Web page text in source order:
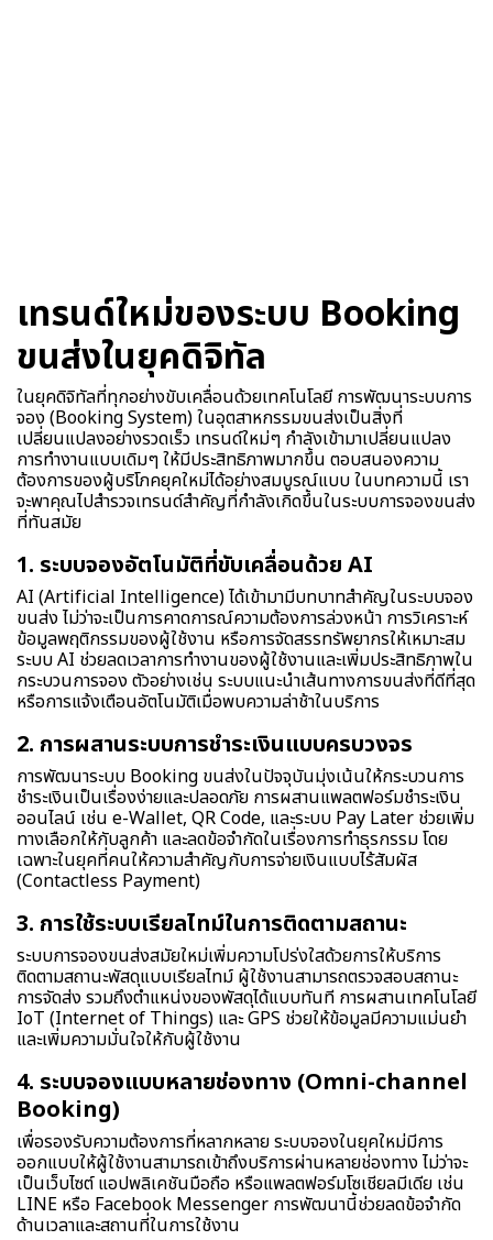
เทรนด์ใหม่ของระบบ Booking
ขนส่งในยุคดิจิทัล
ในยุคดิจิทัลที่ทุกอย่างขับเคลื่อนด้วยเทคโนโลยี การพัฒนาระบบการ
จอง (Booking System) ในอุตสาหกรรมขนส่งเป็นสิ่งที่
เปลี่ยนแปลงอย่างรวดเร็ว เทรนด์ใหม่ๆ กำลังเข้ามาเปลี่ยนแปลง
การทำงานแบบเดิมๆ ให้มีประสิทธิภาพมากขึ้น ตอบสนองความ
ต้องการของผู้บริโภคยุคใหม่ได้อย่างสมบูรณ์แบบ ในบทความนี้ เรา
จะพาคุณไปสำรวจเทรนด์สำคัญที่กำลังเกิดขึ้นในระบบการจองขนส่ง
ที่ทันสมัย
1. ระบบจองอัตโนมัติที่ขับเคลื่อนด้วย AI
AI (Artificial Intelligence) ได้เข้ามามีบทบาทสำคัญในระบบจอง
ขนส่ง ไม่ว่าจะเป็นการคาดการณ์ความต้องการล่วงหน้า การวิเคราะห์
ข้อมูลพฤติกรรมของผู้ใช้งาน หรือการจัดสรรทรัพยากรให้เหมาะสม
ระบบ AI ช่วยลดเวลาการทำงานของผู้ใช้งานและเพิ่มประสิทธิภาพใน
กระบวนการจอง ตัวอย่างเช่น ระบบแนะนำเส้นทางการขนส่งที่ดีที่สุด
หรือการแจ้งเตือนอัตโนมัติเมื่อพบความล่าช้าในบริการ
2. การผสานระบบการชำระเงินแบบครบวงจร
การพัฒนาระบบ Booking ขนส่งในปัจจุบันมุ่งเน้นให้กระบวนการ
ชำระเงินเป็นเรื่องง่ายและปลอดภัย การผสานแพลตฟอร์มชำระเงิน
ออนไลน์ เช่น e-Wallet, QR Code, และระบบ Pay Later ช่วยเพิ่ม
ทางเลือกให้กับลูกค้า และลดข้อจำกัดในเรื่องการทำธุรกรรม โดย
เฉพาะในยุคที่คนให้ความสำคัญกับการจ่ายเงินแบบไร้สัมผัส
(Contactless Payment)
3. การใช้ระบบเรียลไทม์ในการติดตามสถานะ
ระบบการจองขนส่งสมัยใหม่เพิ่มความโปร่งใสด้วยการให้บริการ
ติดตามสถานะพัสดุแบบเรียลไทม์ ผู้ใช้งานสามารถตรวจสอบสถานะ
การจัดส่ง รวมถึงตำแหน่งของพัสดุได้แบบทันที การผสานเทคโนโลยี
IoT (Internet of Things) และ GPS ช่วยให้ข้อมูลมีความแม่นยำ
และเพิ่มความมั่นใจให้กับผู้ใช้งาน
4. ระบบจองแบบหลายช่องทาง (Omni-channel
Booking)
เพื่อรองรับความต้องการที่หลากหลาย ระบบจองในยุคใหม่มีการ
ออกแบบให้ผู้ใช้งานสามารถเข้าถึงบริการผ่านหลายช่องทาง ไม่ว่าจะ
เป็นเว็บไซต์ แอปพลิเคชันมือถือ หรือแพลตฟอร์มโซเชียลมีเดีย เช่น
LINE หรือ Facebook Messenger การพัฒนานี้ช่วยลดข้อจำกัด
ด้านเวลาและสถานที่ในการใช้งาน